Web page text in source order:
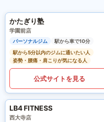
かたぎり塾
学園前店
パーソナルジム
駅から車で10分
駅から5分以内のジムに通いたい人
姿勢・腰痛・肩こりが気になる人
公式サイトを見る
LB4 FITNESS
西大寺店